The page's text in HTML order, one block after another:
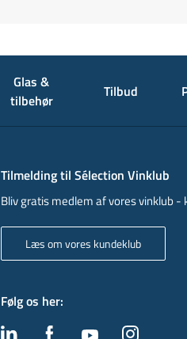
Glas &
tilbehør
Tilbud
Tilmelding til Sélection Vinklub
Bliv gratis medlem af vores vinklub -
Læs om vores kundeklub
Følg os her: